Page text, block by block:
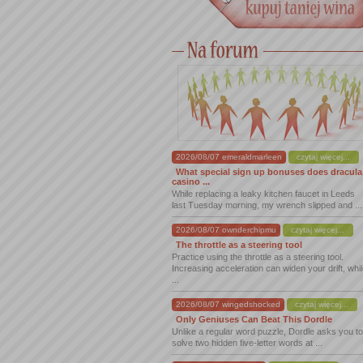
2026/08/07 emeraldmarleen czytaj więcej...
What special sign up bonuses does dracula
casino ...
While replacing a leaky kitchen faucet in Leeds
last Tuesday morning, my wrench slipped and ...
2026/08/07 ownderchipmu czytaj więcej...
The throttle as a steering tool
Practice using the throttle as a steering tool.
Increasing acceleration can widen your drift,
2026/08/07 wingedshocked czytaj więcej...
Only Geniuses Can Beat This Dordle
Unlike a regular word puzzle, Dordle asks you to
solve two hidden five-letter words at ...